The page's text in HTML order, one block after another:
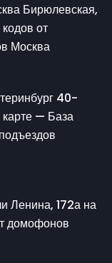
Бирюлевская,
от
Москва
40-
— База
Ленина, 172а на
домофонов